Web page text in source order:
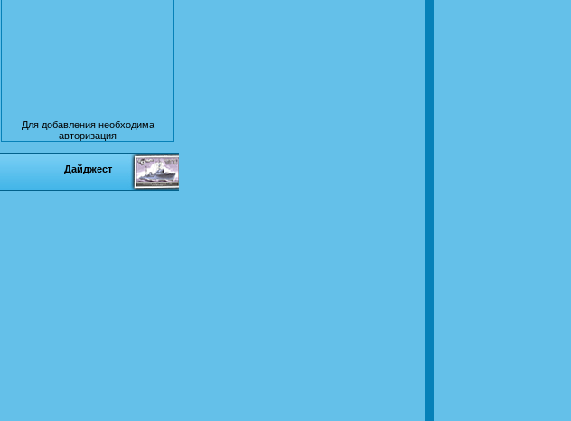
Для добавления необходима
авторизация
Дайджест